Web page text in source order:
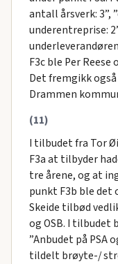
antall årsverk: 3”,
underentreprise:
F3c ble Per
Det fremgikk
Drammen
(11)
I tilbudet fra Tor
F3a at tilbyder
tre årene, og at
punkt F3b ble det
Skeide tilbød
og OSB. I tilbudet
”Anbudet på PSA
tildelt brøyte-/